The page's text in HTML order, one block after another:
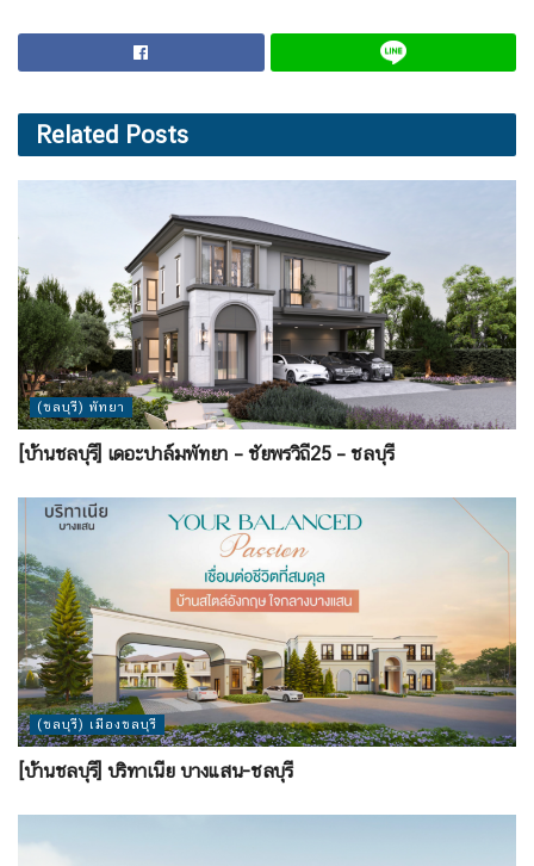
Related Posts
(ชลบุรี) พัทยา
[บ้านชลบุรี] เดอะปาล์มพัทยา – ชัยพรวิถี25 – ชลบุรี
(ชลบุรี) เมืองชลบุรี
[บ้านชลบุรี] บริทาเนีย บางแสน-ชลบุรี